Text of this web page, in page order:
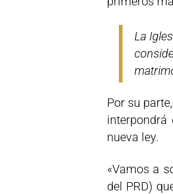
La
Por su
interpondrá
nueva ley.
«Vamos a
del PRD)